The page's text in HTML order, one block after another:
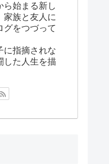
ら始まる新し
家族と友人に
グをつづって
に指摘されな
した人生を描